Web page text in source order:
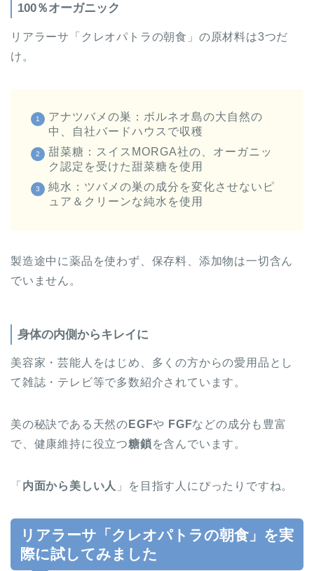
100％オーガニック
リアラーサ「クレオパトラの朝食」の原材料は3つだ
け。
アナツバメの巣：ボルネオ島の大自然の
中、自社バードハウスで収穫
甜菜糖：スイスMORGA社の、オーガニッ
ク認定を受けた甜菜糖を使用
純水：ツバメの巣の成分を変化させないピ
ュア＆クリーンな純水を使用
製造途中に薬品を使わず、保存料、添加物は一切含ん
でいません。
身体の内側からキレイに
美容家・芸能人をはじめ、多くの方からの愛用品とし
て雑誌・テレビ等で多数紹介されています。
美の秘訣である天然の EGFや FGFなどの成分も豊富
で、健康維持に役立つ糖鎖を含んでいます。
「 内面から美しい人 」を目指す人にぴったりですね。
リアラーサ「クレオパトラの朝食」を実
際に試してみました